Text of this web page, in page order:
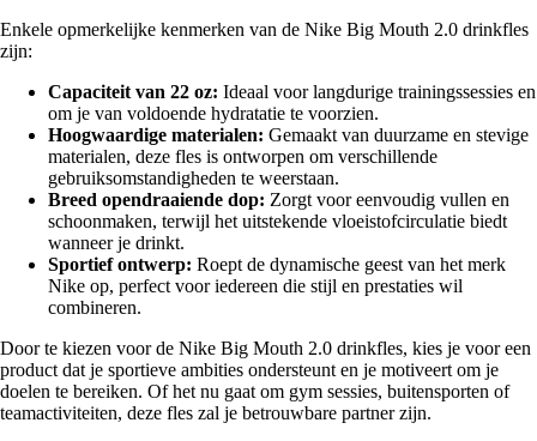
Enkele opmerkelijke kenmerken van de Nike Big Mouth 2.0 drinkfles
zijn:
Capaciteit van 22 oz: Ideaal voor langdurige trainingssessies en
om je van voldoende hydratatie te voorzien.
Hoogwaardige materialen: Gemaakt van duurzame en stevige
materialen, deze fles is ontworpen om verschillende
gebruiksomstandigheden te weerstaan.
Breed opendraaiende dop: Zorgt voor eenvoudig vullen en
schoonmaken, terwijl het uitstekende vloeistofcirculatie biedt
wanneer je drinkt.
Sportief ontwerp: Roept de dynamische geest van het merk
Nike op, perfect voor iedereen die stijl en prestaties wil
combineren.
Door te kiezen voor de Nike Big Mouth 2.0 drinkfles, kies je voor een
product dat je sportieve ambities ondersteunt en je motiveert om je
doelen te bereiken. Of het nu gaat om gym sessies, buitensporten of
teamactiviteiten, deze fles zal je betrouwbare partner zijn.